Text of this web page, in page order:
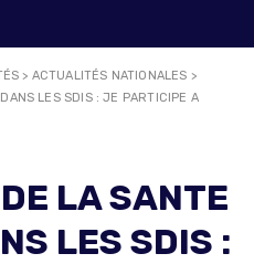
> ACTUALITÉS NATIONALES >
LES SDIS : JE PARTICIPE A
LA SANTE
LES SDIS :